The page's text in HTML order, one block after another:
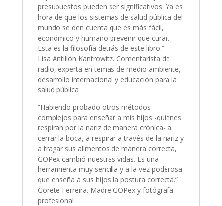
presupuestos pueden ser significativos. Ya es
hora de que los sistemas de salud pública del
mundo se den cuenta que es más fácil,
económico y humano prevenir que curar.
Esta es la filosofía detrás de este libro.”
Lisa Antillón Kantrowitz. Comentarista de
radio, experta en temas de medio ambiente,
desarrollo internacional y educación para la
salud pública
“Habiendo probado otros métodos
complejos para enseñar a mis hijos -quienes
respiran por la nariz de manera crónica- a
cerrar la boca, a respirar a través de la nariz y
a tragar sus alimentos de manera correcta,
GOPex cambió nuestras vidas. Es una
herramienta muy sencilla y a la vez poderosa
que enseña a sus hijos la postura correcta.”
Gorete Ferreira. Madre GOPex y fotógrafa
profesional